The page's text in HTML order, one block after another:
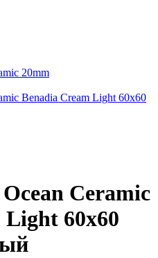
20mm
Benadia Cream Light 60x60
Ceramic
Light 60x60